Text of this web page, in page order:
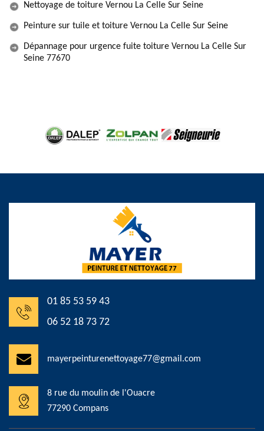
Nettoyage de toiture Vernou La Celle Sur Seine
Peinture sur tuile et toiture Vernou La Celle Sur Seine
Dépannage pour urgence fuite toiture Vernou La Celle Sur
Seine 77670
01 85 53 59 43
06 52 18 73 72
mayerpeinturenettoyage77@gmail.com
8 rue du moulin de l'Ouacre
77290 Compans